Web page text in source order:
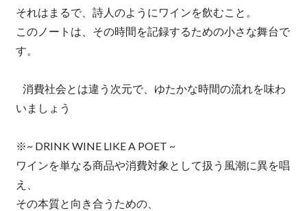
それはまるで、詩人のようにワインを飲むこと。
このノートは、その時間を記録するための小さな舞台で
す。
消費社会とは違う次元で、ゆたかな時間の流れを味わ
いましょう
※~ DRINK WINE LIKE A POET ~
ワインを単なる商品や消費対象として扱う風潮に異を唱
え、
その本質と向き合うための、